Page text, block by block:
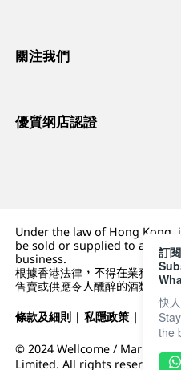
關注我們
優質纲店認證
Under the law of Hong
be sold or supplied to a
business.
根據香港法律，不得在業務過程
售賣或供應令人醺醉的酒類。
條款及細則 |私隱政策 | DFI零
© 2024 Wellcome / Market
Limited. All rights reserved.
訂
快
the